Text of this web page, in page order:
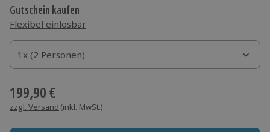
Gutschein kaufen
Flexibel einlösbar
1x (2 Personen)
1x (2 Personen)
1x (2 Personen)
199,90 €
zzgl. Versand (inkl. MwSt.)